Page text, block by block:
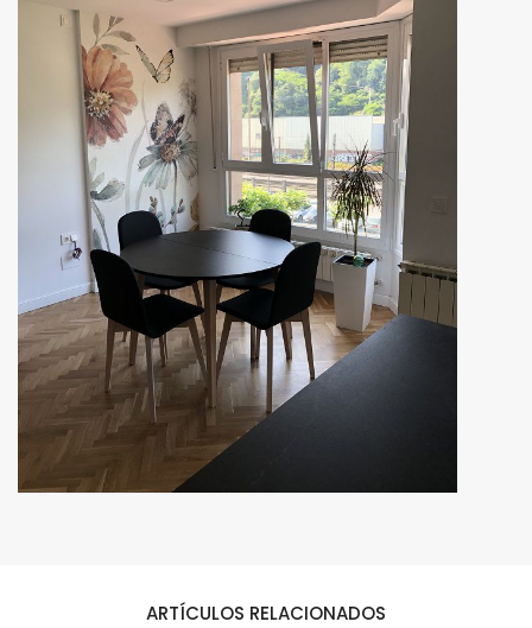
ARTÍCULOS RELACIONADOS